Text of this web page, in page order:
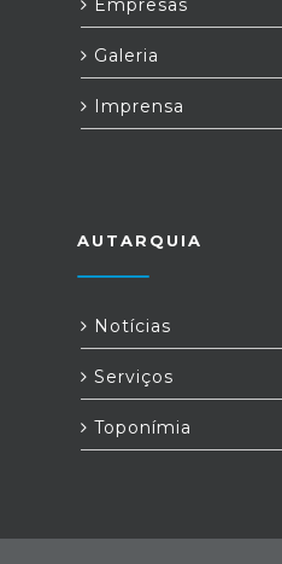
Galeria
Imprensa
AUTARQUIA
Notícias
Serviços
Toponímia